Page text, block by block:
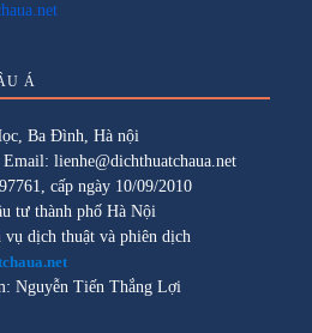
Á
Ba Đình, Hà nội
lienhe@dichthuatchaua.net
cấp ngày 10/09/2010
tư thành phố Hà Nội
dịch thuật và phiên dịch
Nguyễn Tiến Thắng Lợi